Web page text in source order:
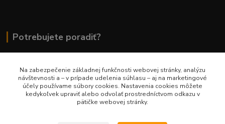
Potrebujete poradiť?
0948 236 042
info@margaretkashop.sk
Na zabezpečenie základnej funkčnosti webovej stránky, analýzu
návštevnosti a – v prípade udelenia súhlasu – aj na marketingové
účely používame súbory cookies. Nastavenia cookies môžete
kedykoľvek upraviť alebo odvolať prostredníctvom odkazu v
pätičke webovej stránky.